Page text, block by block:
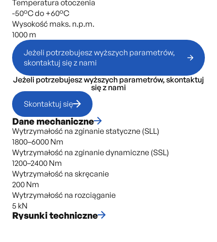
Temperatura otoczenia
-50°C do +60°C
Wysokość maks. n.p.m.
1000 m
Jeżeli potrzebujesz wyższych parametrów,
skontaktuj się z nami
Jeżeli potrzebujesz wyższych parametrów, skontaktuj
się z nami
Skontaktuj się
Dane mechaniczne
Wytrzymałość na zginanie statyczne (SLL)
1800–6000 Nm
Wytrzymałość na zginanie dynamiczne (SSL)
1200–2400 Nm
Wytrzymałość na skręcanie
200 Nm
Wytrzymałość na rozciąganie
5 kN
Rysunki techniczne